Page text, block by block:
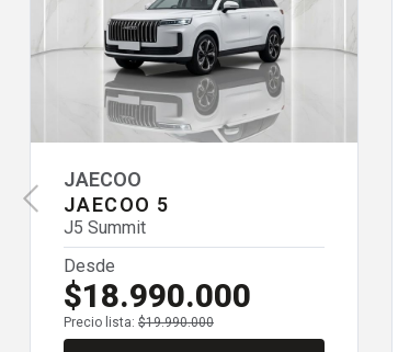
JAECOO
JAECOO 5
J5 Summit
Desde
$18.990.000
Precio lista: $19.990.000